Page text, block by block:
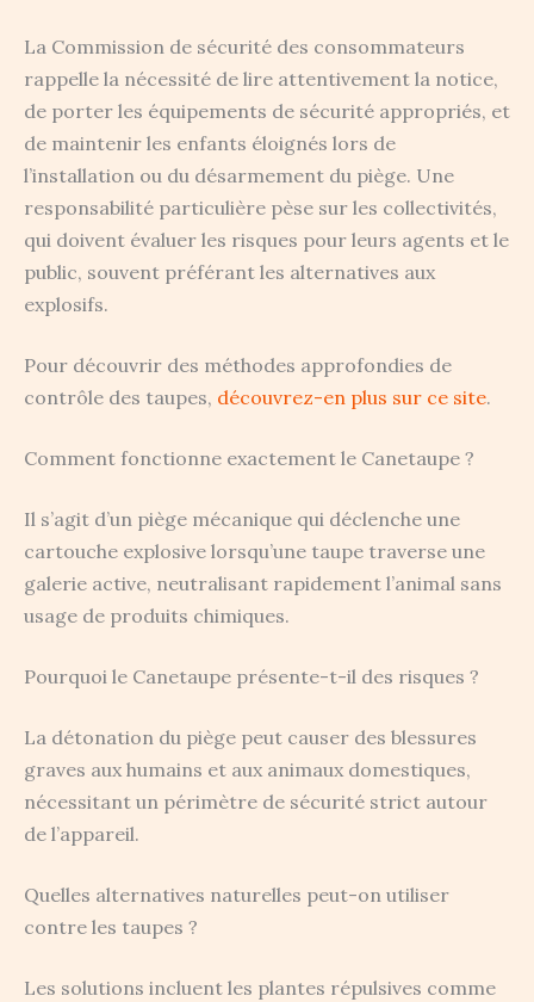
La Commission de sécurité des consommateurs
rappelle la nécessité de lire attentivement la notice,
de porter les équipements de sécurité appropriés, et
de maintenir les enfants éloignés lors de
l’installation ou du désarmement du piège. Une
responsabilité particulière pèse sur les collectivités,
qui doivent évaluer les risques pour leurs agents et le
public, souvent préférant les alternatives aux
explosifs.
Pour découvrir des méthodes approfondies de
contrôle des taupes, découvrez-en plus sur ce site.
Comment fonctionne exactement le Canetaupe ?
Il s’agit d’un piège mécanique qui déclenche une
cartouche explosive lorsqu’une taupe traverse une
galerie active, neutralisant rapidement l’animal sans
usage de produits chimiques.
Pourquoi le Canetaupe présente-t-il des risques ?
La détonation du piège peut causer des blessures
graves aux humains et aux animaux domestiques,
nécessitant un périmètre de sécurité strict autour
de l’appareil.
Quelles alternatives naturelles peut-on utiliser
contre les taupes ?
Les solutions incluent les plantes répulsives comme